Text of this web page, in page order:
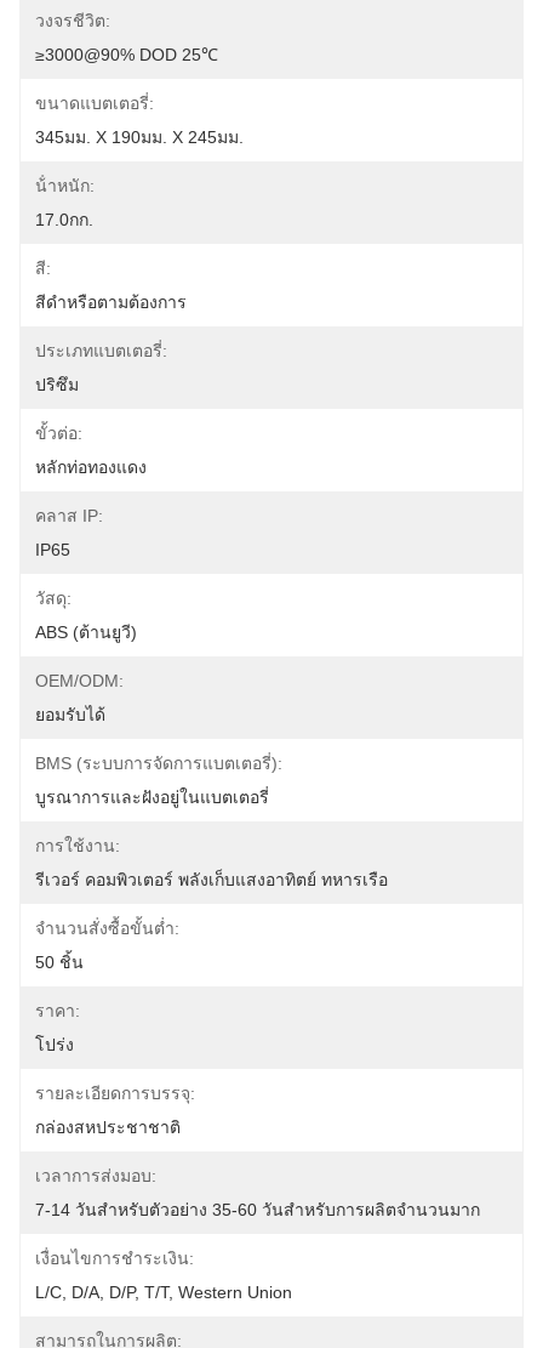
วงจรชีวิต:
≥3000@90% DOD 25℃
ขนาดแบตเตอรี่:
345มม. X 190มม. X 245มม.
น้ําหนัก:
17.0กก.
สี:
สีดําหรือตามต้องการ
ประเภทแบตเตอรี่:
ปริซึม
ขั้วต่อ:
หลักท่อทองแดง
คลาส IP:
IP65
วัสดุ:
ABS (ต้านยูวี)
OEM/ODM:
ยอมรับได้
BMS (ระบบการจัดการแบตเตอรี่):
บูรณาการและฝังอยู่ในแบตเตอรี่
การใช้งาน:
รีเวอร์ คอมพิวเตอร์ พลังเก็บแสงอาทิตย์ ทหารเรือ
จำนวนสั่งซื้อขั้นต่ำ:
50 ชิ้น
ราคา:
โปร่ง
รายละเอียดการบรรจุ:
กล่องสหประชาชาติ
เวลาการส่งมอบ:
7-14 วันสำหรับตัวอย่าง 35-60 วันสำหรับการผลิตจำนวนมาก
เงื่อนไขการชำระเงิน:
L/C, D/A, D/P, T/T, Western Union
สามารถในการผลิต: